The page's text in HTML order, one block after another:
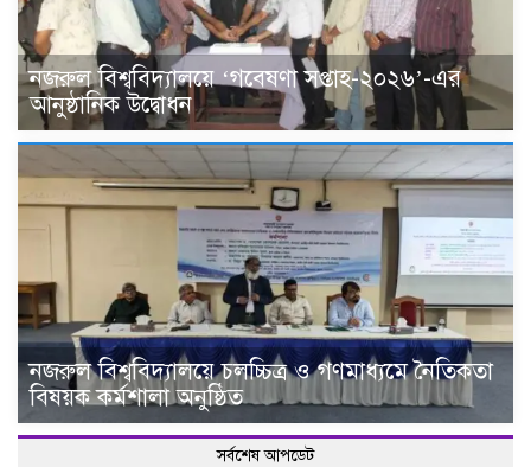
নজরুল বিশ্ববিদ্যালয়ে ‘গবেষণা সপ্তাহ-২০২৬’-এর
আনুষ্ঠানিক উদ্বোধন
নজরুল বিশ্ববিদ্যালয়ে চলচ্চিত্র ও গণমাধ্যমে নৈতিকতা
বিষয়ক কর্মশালা অনুষ্ঠিত
সর্বশেষ আপডেট